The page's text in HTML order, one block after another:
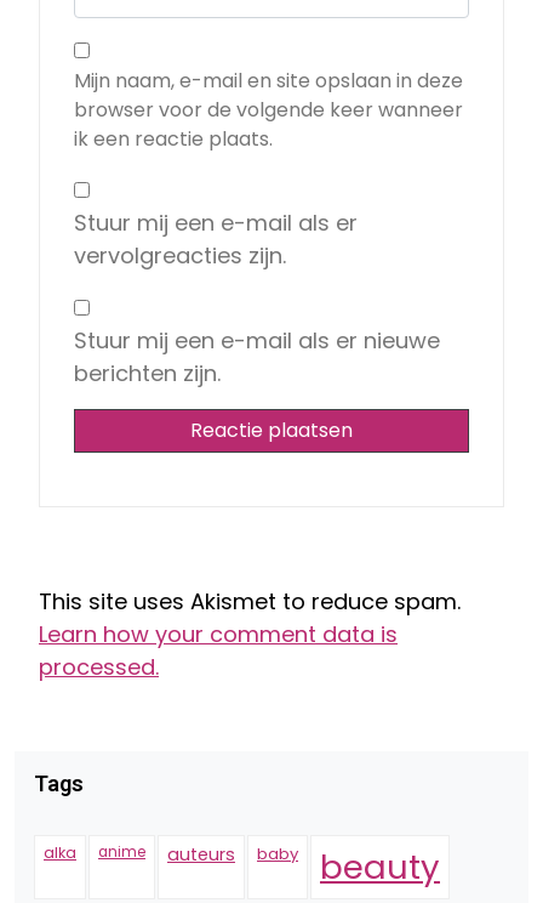
Mijn naam, e-mail en site opslaan in deze
browser voor de volgende keer wanneer
ik een reactie plaats.
Stuur mij een e-mail als er
vervolgreacties zijn.
Stuur mij een e-mail als er nieuwe
berichten zijn.
This site uses Akismet to reduce spam.
Learn how your comment data is
processed.
Tags
alka anime auteurs baby beauty